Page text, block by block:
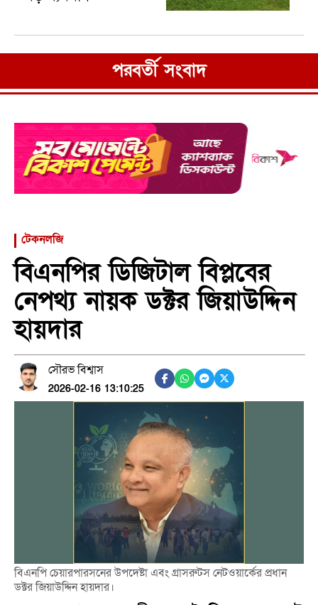
পরবর্তী সংবাদ
টেকনলজি
বিএনপির ডিজিটাল বিপ্লবের
নেপথ্য নায়ক ডক্টর জিয়াউদ্দিন
হায়দার
সৌরভ বিশ্বাস
2026-02-16 13:10:25
বিএনপি চেয়ারপারসনের উপদেষ্টা এবং গ্রাসরুটস নেটওয়ার্কের প্রধান
ডক্টর জিয়াউদ্দিন হায়দার।